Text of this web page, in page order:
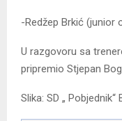
-Redžep Brkić (junior
U razgovoru sa
pripremio Stjepan
Slika: SD „ Pobjednik“